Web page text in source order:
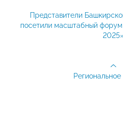
Представители
посетили масштабный
Региональное